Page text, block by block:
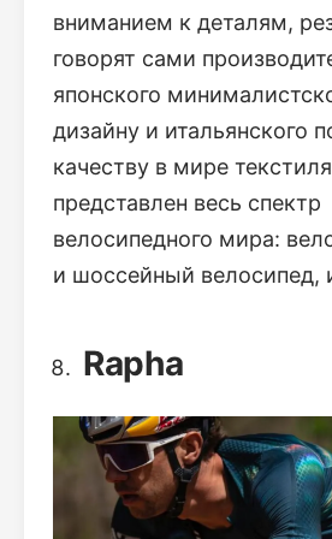
вниманием к деталям,
говорят сами
японского
дизайну и итальянского
качеству в мире
представлен весь спектр
велосипедного мира:
и шоссейный велосипед,
Rapha